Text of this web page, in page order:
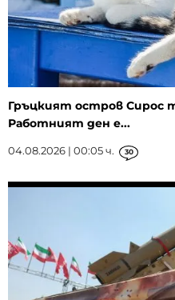
Гръцкият остров Сирос
Работният ден е...
04.08.2026 | 00:05 ч. 30